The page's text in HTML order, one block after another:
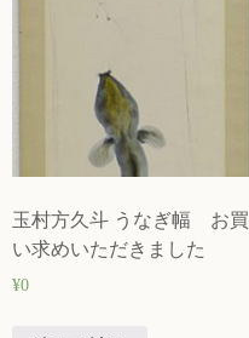
玉村方久斗 うなぎ幅 お買
い求めいただきました
¥0